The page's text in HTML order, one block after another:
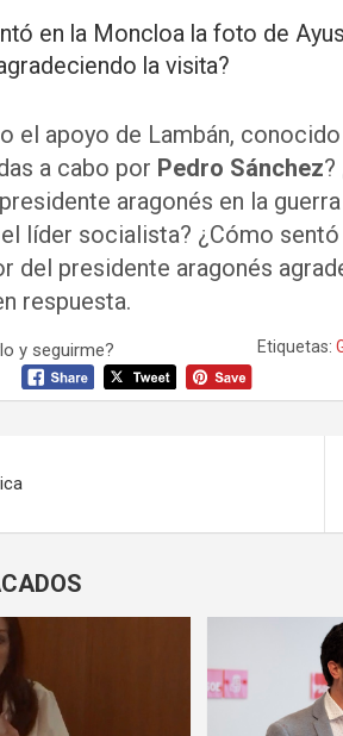
en la Moncloa la foto de
la visita?
el apoyo de Lambán,
a cabo por Pedro Sánchez?
aragonés en la
líder socialista? ¿Cómo
del presidente aragonés
respuesta.
y seguirme? Etiquetas: